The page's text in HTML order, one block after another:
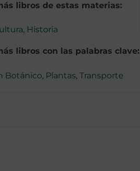
libros de estas materias:
, Historia
libros con las palabras clave:
Botánico, Plantas, Transporte